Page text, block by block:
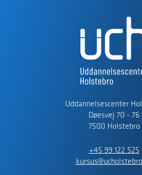
Uddannelsescenter
Døesvej 70 - 76
7500 Holstebro
+45 99 122 525